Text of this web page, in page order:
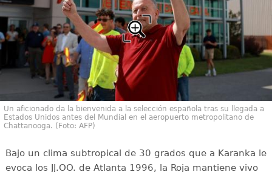
Un aficionado da la bienvenida a la selección española tras su llegada a
Estados Unidos antes del Mundial en el aeropuerto metropolitano de
Chattanooga. (Foto: AFP)
Bajo un clima subtropical de 30 grados que a Karanka le
evoca los JJ.OO. de Atlanta 1996, la Roja mantiene vivo